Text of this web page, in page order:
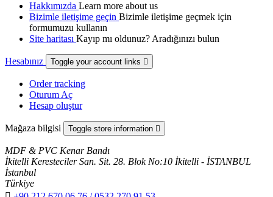
Hakkımızda Learn more about us
Bizimle iletişime geçin Bizimle iletişime geçmek için
formumuzu kullanın
Site haritası Kayıp mı oldunuz? Aradığınızı bulun
Hesabınız Toggle your account links 
Order tracking
Oturum Aç
Hesap oluştur
Mağaza bilgisi Toggle store information 
MDF & PVC Kenar Bandı
İkitelli Keresteciler San. Sit. 28. Blok No:10 İkitelli - İSTANBUL
İstanbul
Türkiye